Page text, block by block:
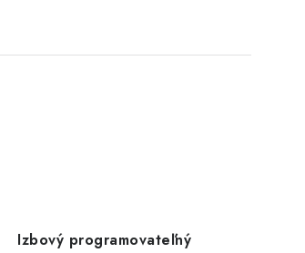
Izbový programovateľný